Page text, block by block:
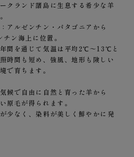
クランド諸島に生息する希少な羊
アルゼンチン・パタゴニアから
ン海上に位置。
間を通じて気温は平均2℃～13℃と
時間も短め、強風、地形も険しい
で育ちます。
候で自由に自然と育った羊から
原毛が得られます。
少なく、染料が美しく鮮やかに発